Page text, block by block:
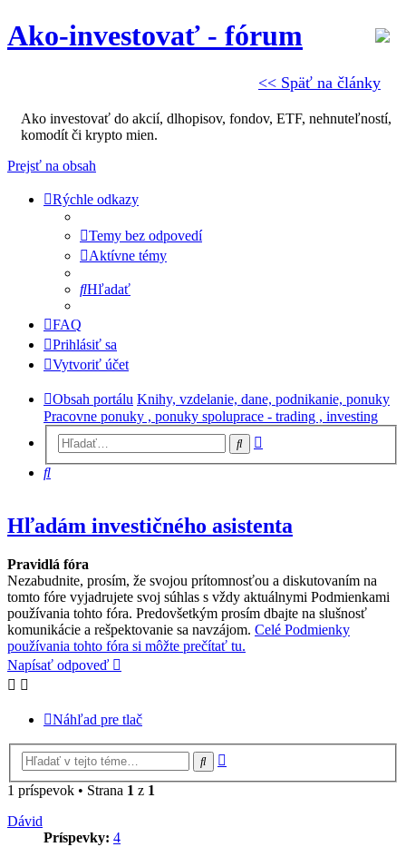
<< Späť na články
Ako-investovať - fórum
Ako investovať do akcií, dlhopisov, fondov, ETF, nehnuteľností,
komodít či krypto mien.
Prejsť na obsah
Rýchle odkazy
Temy bez odpovedí
Aktívne témy
Hľadať
FAQ
Prihlásiť sa
Vytvoriť účet
Obsah portálu Knihy, vzdelanie, dane, podnikanie, ponuky
Pracovne ponuky , ponuky spoluprace - trading , investing
Hľadať
Hľadať
Hľadám investičného asistenta
Pravidlá fóra
Nezabudnite, prosím, že svojou prítomnosťou a diskutovaním na
tomto fóre vyjadrujete svoj súhlas s vždy aktuálnymi Podmienkami
používania tohto fóra. Predovšetkým prosím dbajte na slušnosť
komunikácie a rešpektovanie sa navzájom. Celé Podmienky
používania tohto fóra si môžte prečítať tu.
Napísať odpoveď
Náhľad pre tlač
Hľadať
1 príspevok • Strana 1 z 1
Dávid
Príspevky: 4